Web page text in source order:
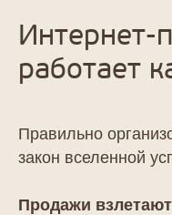
Интернет-
работает
Правильно
закон вселенной
Продажи